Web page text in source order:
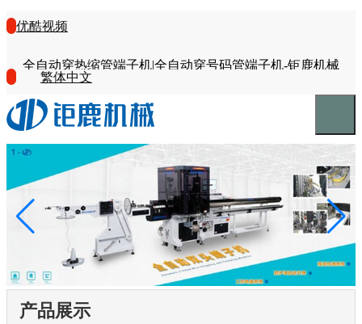
优酷视频
全自动穿热缩管端子机|全自动穿号码管端子机-钜鹿机械
繁体中文
产品展示